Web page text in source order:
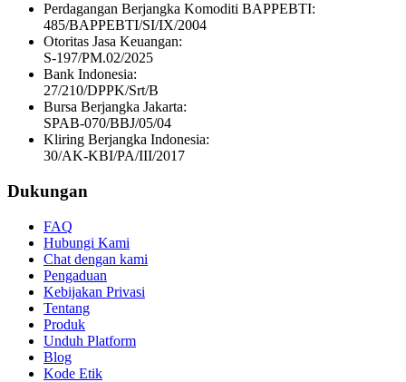
Perdagangan Berjangka Komoditi BAPPEBTI:
485/BAPPEBTI/SI/IX/2004
Otoritas Jasa Keuangan:
S-197/PM.02/2025
Bank Indonesia:
27/210/DPPK/Srt/B
Bursa Berjangka Jakarta:
SPAB-070/BBJ/05/04
Kliring Berjangka Indonesia:
30/AK-KBI/PA/III/2017
Dukungan
FAQ
Hubungi Kami
Chat dengan kami
Pengaduan
Kebijakan Privasi
Tentang
Produk
Unduh Platform
Blog
Kode Etik